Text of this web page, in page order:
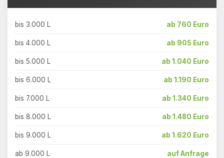
bis 3.000 L ab 760 Euro
bis 4.000 L ab 905 Euro
bis 5.000 L ab 1.040 Euro
bis 6.000 L ab 1.190 Euro
bis 7.000 L ab 1.340 Euro
bis 8.000 L ab 1.480 Euro
bis 9.000 L ab 1.620 Euro
ab 9.000 L auf Anfrage